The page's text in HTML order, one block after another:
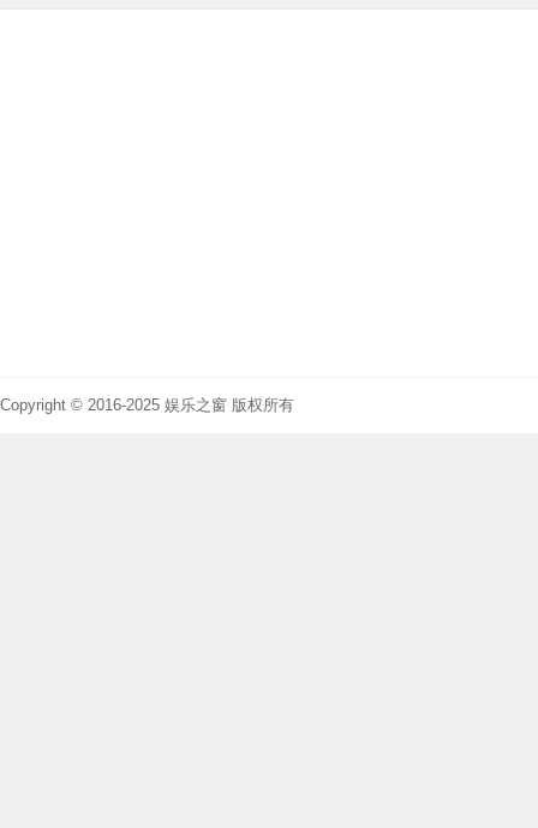
Copyright © 2016-2025 娱乐之窗 版权所有